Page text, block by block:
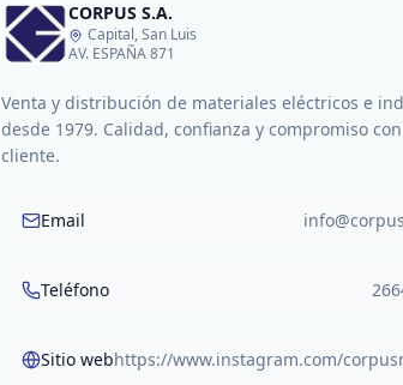
CORPUS S.A.
Capital, San Luis
AV. ESPAÑA 871
Venta y distribución de materiales eléctricos e
desde 1979. Calidad, confianza y compromiso
cliente.
Email
Teléfono
Sitio web